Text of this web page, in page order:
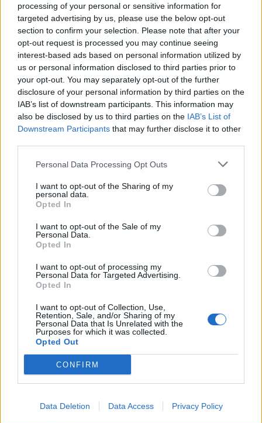
processing of your personal or sensitive information for
targeted advertising by us, please use the below opt-out
section to confirm your selection. Please note that after your
opt-out request is processed you may continue seeing
interest-based ads based on personal information utilized by
us or personal information disclosed to third parties prior to
your opt-out. You may separately opt-out of the further
disclosure of your personal information by third parties on the
IAB’s list of downstream participants. This information may
also be disclosed by us to third parties on the IAB’s List of
Downstream Participants that may further disclose it to other
Personal Data Processing Opt Outs
I want to opt-out of the Sharing of my
personal data.
Opted In
I want to opt-out of the Sale of my
Personal Data.
Opted In
I want to opt-out of processing my
Personal Data for Targeted Advertising.
Opted In
I want to opt-out of Collection, Use,
Retention, Sale, and/or Sharing of my
Personal Data that Is Unrelated with the
Purposes for which it was collected.
Opted Out
CONFIRM
Data Deletion Data Access Privacy Policy
Szent Genovéva, a túlélő Franciaország
jelképe
Minka 12. rész
Minka 11. rész
nőknek, amikor segítséget kérnek?
A legidegesítőbb kifejezések laza
gyűjteménye
Elyna Robbs: Adéle és az örökölt árnyak
13. rész